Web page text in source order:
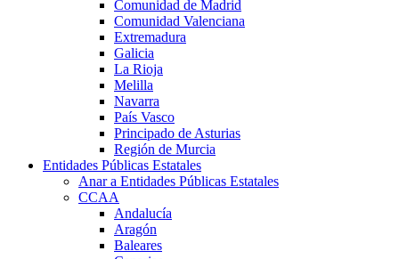
Comunidad de Madrid
Comunidad Valenciana
Extremadura
Galicia
La Rioja
Melilla
Navarra
País Vasco
Principado de Asturias
Región de Murcia
Entidades Públicas Estatales
Anar a Entidades Públicas Estatales
CCAA
Andalucía
Aragón
Baleares